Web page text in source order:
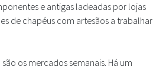
e antigas ladeadas por lojas
de chapéus com artesãos a trabalhar
os mercados semanais. Há um